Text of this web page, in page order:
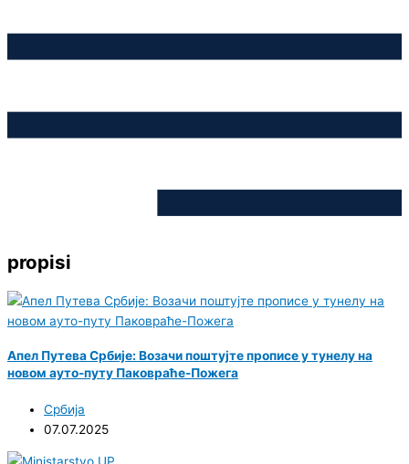
propisi
Апел Путева Србије: Возачи поштујте прописе у тунелу на
новом ауто-путу Паковраће-Пожега
Србија
07.07.2025